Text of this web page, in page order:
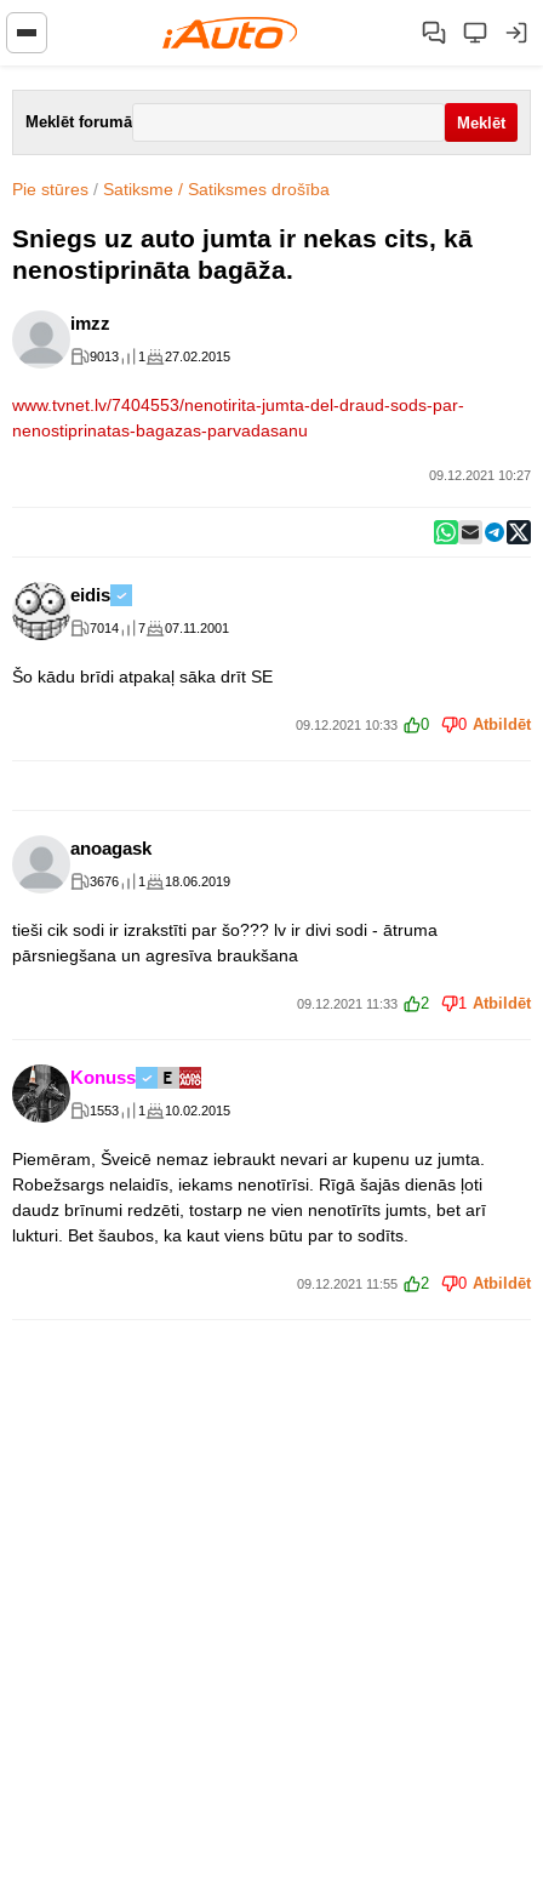
Meklēt forumā
Pie stūres / Satiksme / Satiksmes drošība
Sniegs uz auto jumta ir nekas cits, kā
nenostiprināta bagāža.
imzz
9013 1 27.02.2015
www.tvnet.lv/7404553/nenotirita-jumta-del-draud-sods-par-
nenostiprinatas-bagazas-parvadasanu
09.12.2021 10:27
eidis
7014 7 07.11.2001
Šo kādu brīdi atpakaļ sāka drīt SE
09.12.2021 10:33 0 0 Atbildēt
anoagask
3676 1 18.06.2019
tieši cik sodi ir izrakstīti par šo??? lv ir divi sodi - ātruma
pārsniegšana un agresīva braukšana
09.12.2021 11:33 2 1 Atbildēt
Konuss
1553 1 10.02.2015
Piemēram, Šveicē nemaz iebraukt nevari ar kupenu uz jumta.
Robežsargs nelaidīs, iekams nenotīrīsi. Rīgā šajās dienās ļoti
daudz brīnumi redzēti, tostarp ne vien nenotīrīts jumts, bet arī
lukturi. Bet šaubos, ka kaut viens būtu par to sodīts.
09.12.2021 11:55 2 0 Atbildēt